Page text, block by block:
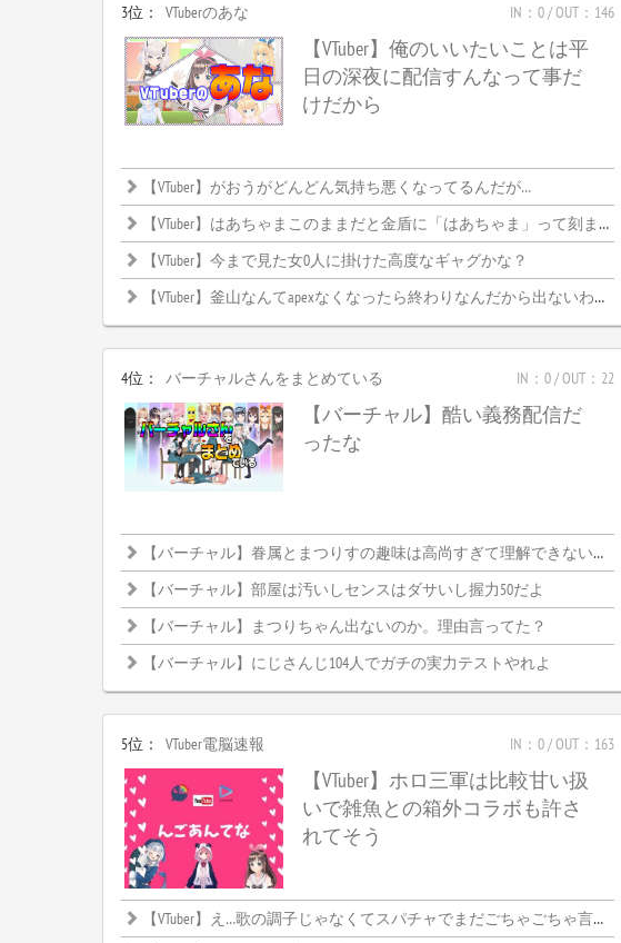
3位： VTuberのあな IN：0 / OUT：146
【VTuber】俺のいいたいことは平
日の深夜に配信すんなって事だ
けだから
【VTuber】がおうがどんどん気持ち悪くなってるんだが…
【VTuber】はあちゃまこのままだと金盾に「はあちゃま」って刻まれるけどいいのか
【VTuber】今まで見た女0人に掛けた高度なギャグかな？
【VTuber】釜山なんてapexなくなったら終わりなんだから出ないわけがない
4位： バーチャルさんをまとめている IN：0 / OUT：22
【バーチャル】酷い義務配信だ
ったな
【バーチャル】眷属とまつりすの趣味は高尚すぎて理解できないわｗｗ
【バーチャル】部屋は汚いしセンスはダサいし握力50だよ
【バーチャル】まつりちゃん出ないのか。理由言ってた？
【バーチャル】にじさんじ104人でガチの実力テストやれよ
5位： VTuber電脳速報 IN：0 / OUT：163
【VTuber】ホロ三軍は比較甘い扱
いで雑魚との箱外コラボも許さ
れてそう
【VTuber】え…歌の調子じゃなくてスパチャでまだごちゃごちゃ言ってんの…？